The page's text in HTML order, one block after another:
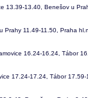
13.39-13.40, Benešov u
11.49-11.50, Praha
16.24-16.24, Tábor
17.24-17.24, Tábor 17.59-